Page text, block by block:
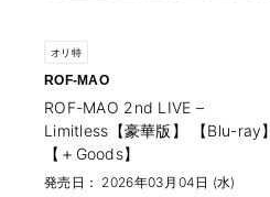
オリ特
ROF-MAO
ROF-MAO 2nd LIVE –
Limitless【豪華版】 【Blu-ray】
【＋Goods】
発売日： 2026年03月04日 (水)